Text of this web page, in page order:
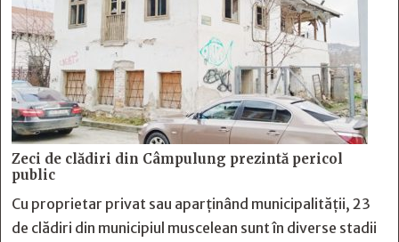
Zeci de clădiri din Câmpulung prezintă pericol
public
Cu proprietar privat sau aparținând municipalității, 23
de clădiri din municipiul muscelean sunt în diverse stadii